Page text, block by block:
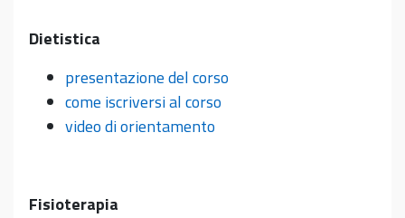
Dietistica
presentazione del corso
come iscriversi al corso
video di orientamento
Fisioterapia